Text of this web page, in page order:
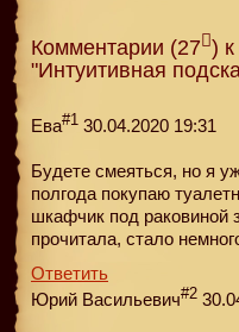
Комментарии (27 )
"Интуитивная
Ева#1 30.04.2020 19:31
Будете смеяться, но я
полгода покупаю
шкафчик под
прочитала, стало
Ответить
Юрий Васильевич#2